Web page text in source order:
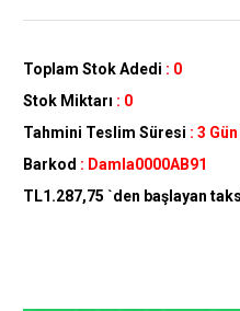
Toplam Stok Adedi : 0
Stok Miktarı : 0
Tahmini Teslim Süresi : 3
Barkod : Damla0000AB91
TL1.287,75 `den başlayan